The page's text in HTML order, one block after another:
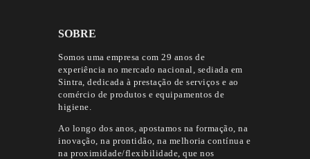
SOBRE
Somos uma empresa com 29 anos de
experiência no mercado nacional, sediada em
Sintra, dedicada à prestação de serviços e ao
comércio de produtos e equipamentos de
higiene.
Ao longo dos anos, apostamos na formação, na
inovação, na prontidão, na melhoria contínua e
na proximidade/flexibilidade, que nos